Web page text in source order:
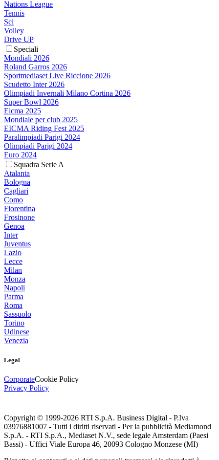
Nations League
Tennis
Sci
Volley
Drive UP
Speciali
Mondiali 2026
Roland Garros 2026
Sportmediaset Live Riccione 2026
Scudetto Inter 2026
Olimpiadi Invernali Milano Cortina 2026
Super Bowl 2026
Eicma 2025
Mondiale per club 2025
EICMA Riding Fest 2025
Paralimpiadi Parigi 2024
Olimpiadi Parigi 2024
Euro 2024
Squadra Serie A
Atalanta
Bologna
Cagliari
Como
Fiorentina
Frosinone
Genoa
Inter
Juventus
Lazio
Lecce
Milan
Monza
Napoli
Parma
Roma
Sassuolo
Torino
Udinese
Venezia
Legal
CorporateCookie Policy
Privacy Policy
Copyright © 1999-2026 RTI S.p.A. Business Digital - P.Iva
03976881007 - Tutti i diritti riservati - Per la pubblicità Mediamond
S.p.A. - RTI S.p.A., Mediaset N.V., sede legale Amsterdam (Paesi
Bassi) - Uffici Viale Europa 46, 20093 Cologno Monzese (MI)